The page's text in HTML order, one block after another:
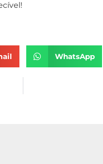
WhatsApp